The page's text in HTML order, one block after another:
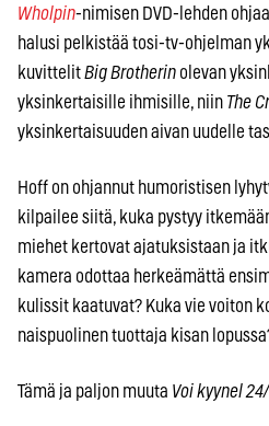
Wholpin-nimisen DVD-lehden
halusi pelkistää tosi-tv-ohjelman
kuvittelitBig Brotherin olevan
yksinkertaisille ihmisille, niin The
yksinkertaisuuden aivan uudelle
Hoff on ohjannut humoristisen
kilpailee siitä, kuka pystyy
miehet kertovat ajatuksistaan ja
kamera odottaa herkeämättä
kulissit kaatuvat? Kuka vie voiton
naispuolinen tuottaja kisan
Tämä ja paljon muuta Voi kyynel